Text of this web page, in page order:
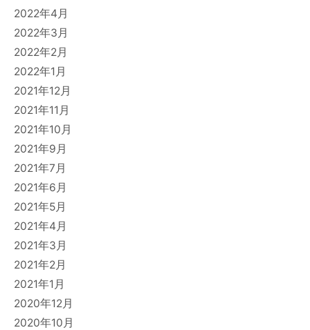
2022年4月
2022年3月
2022年2月
2022年1月
2021年12月
2021年11月
2021年10月
2021年9月
2021年7月
2021年6月
2021年5月
2021年4月
2021年3月
2021年2月
2021年1月
2020年12月
2020年10月